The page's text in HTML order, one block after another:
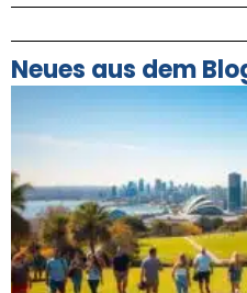
Neues aus dem